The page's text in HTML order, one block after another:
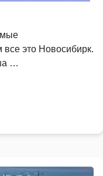
все это Новосибирк.
…